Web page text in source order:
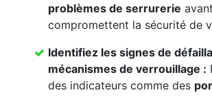
problèmes de serrurerie
compromettent la sécurité de
Identifiez les signes de
mécanismes de verrouillage :
des indicateurs comme des